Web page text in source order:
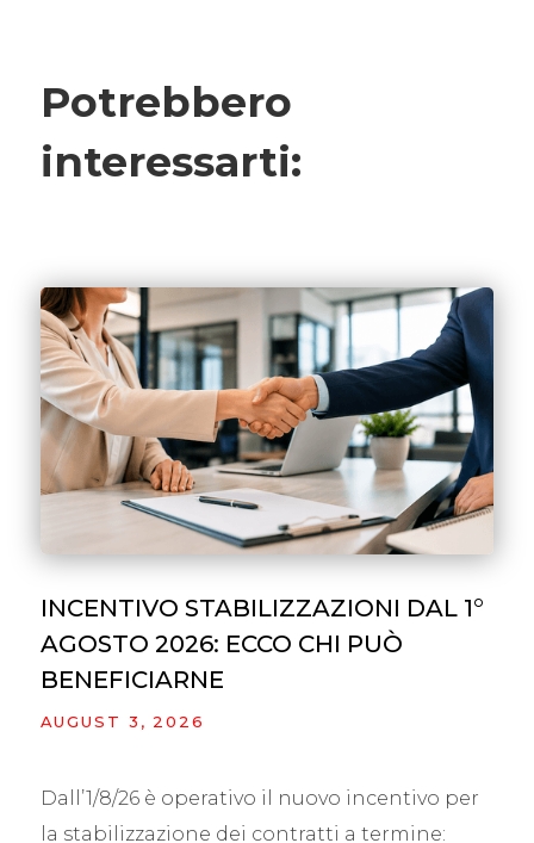
Potrebbero
interessarti:
INCENTIVO STABILIZZAZIONI DAL 1°
AGOSTO 2026: ECCO CHI PUÒ
BENEFICIARNE
AUGUST 3, 2026
Dall’1/8/26 è operativo il nuovo incentivo per
la stabilizzazione dei contratti a termine: